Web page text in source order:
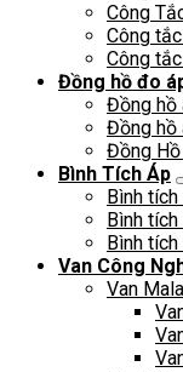
Công
Công
Công
Đồng hồ đo
Đồng hồ
Đồng hồ
Đồng
Bình Tích Áp
Bình
Bình
Bình
Van Công
Van